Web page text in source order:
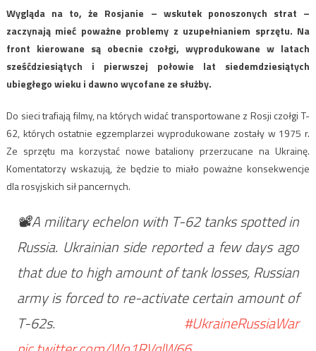
Wygląda na to, że Rosjanie – wskutek ponoszonych strat –
zaczynają mieć poważne problemy z uzupełnianiem sprzętu. Na
front kierowane są obecnie czołgi, wyprodukowane w latach
sześćdziesiątych i pierwszej połowie lat siedemdziesiątych
ubiegłego wieku i dawno wycofane ze służby.
Do sieci trafiają filmy, na których widać transportowane z Rosji czołgi T-
62, których ostatnie egzemplarzei wyprodukowane zostały w 1975 r.
Ze sprzętu ma korzystać nowe bataliony przerzucane na Ukrainę.
Komentatorzy wskazują, że będzie to miało poważne konsekwencje
dla rosyjskich sił pancernych.
📽️A military echelon with T-62 tanks spotted in
Russia. Ukrainian side reported a few days ago
that due to high amount of tank losses, Russian
army is forced to re-activate certain amount of
T-62s. #UkraineRussiaWar